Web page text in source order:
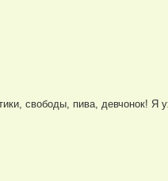
свободы, пива, девчонок! Я